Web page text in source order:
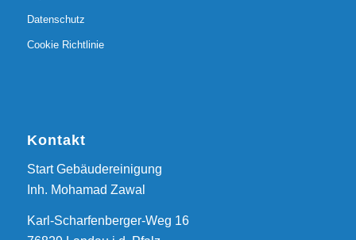
Datenschutz
Cookie Richtlinie
Kontakt
Start Gebäudereinigung
Inh. Mohamad Zawal
Karl-Scharfenberger-Weg 16